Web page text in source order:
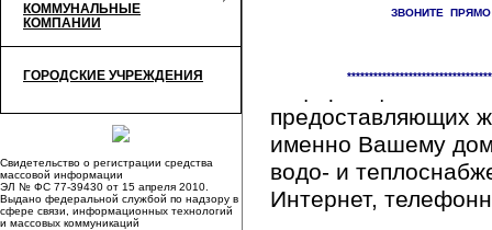
КОММУНАЛЬНЫЕ
КОМПАНИИ
ГОРОДСКИЕ УЧРЕЖДЕНИЯ
Свидетельство о регистрации средства
массовой информации
ЭЛ № ФС 77-39430 от 15 апреля 2010.
Выдано федеральной службой по надзору в
сфере связи, информационных технологий
и массовых коммуникаций
ЗВОНИТЕ
предоставляющих
именно Вашему
водо- и
Интернет,